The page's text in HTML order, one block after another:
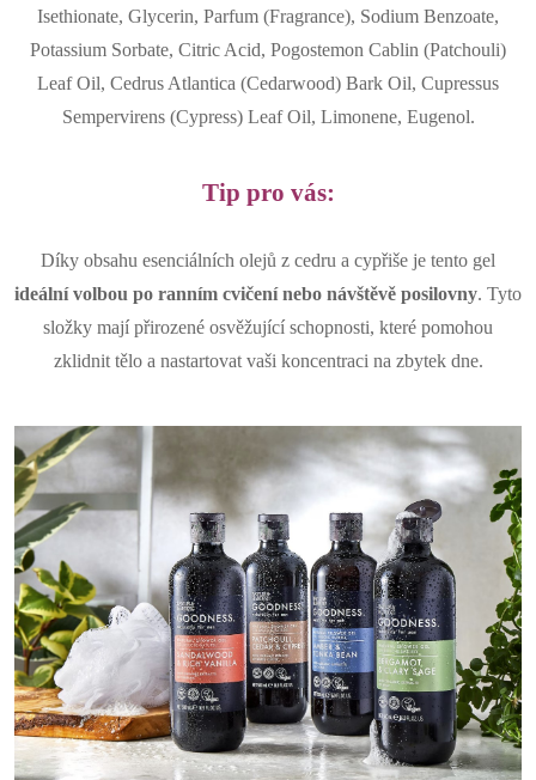
Isethionate, Glycerin, Parfum (Fragrance), Sodium Benzoate,
Potassium Sorbate, Citric Acid, Pogostemon Cablin (Patchouli)
Leaf Oil, Cedrus Atlantica (Cedarwood) Bark Oil, Cupressus
Sempervirens (Cypress) Leaf Oil, Limonene, Eugenol.
Tip pro vás:
Díky obsahu esenciálních olejů z cedru a cypřiše je tento gel
ideální volbou po ranním cvičení nebo návštěvě posilovny. Tyto
složky mají přirozené osvěžující schopnosti, které pomohou
zklidnit tělo a nastartovat vaši koncentraci na zbytek dne.